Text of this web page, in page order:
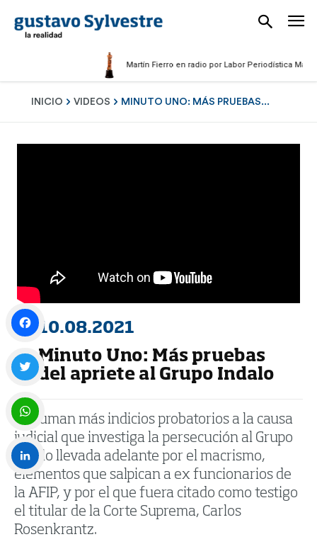
Martín Fierro en radio por Labor Periodística Masculina
INICIO VIDEOS MINUTO UNO: MÁS PRUEBAS...
10.08.2021
Minuto Uno: Más pruebas
del apriete al Grupo Indalo
Se suman más indicios probatorios a la causa
judicial que investiga la persecución al Grupo
Indalo llevada adelante por el macrismo,
elementos que salpican a ex funcionarios de
la AFIP, y por el que fuera citado como testigo
el titular de la Corte Suprema, Carlos
Rosenkrantz.
Facebook
Twitter
WhatsApp
LinkedIn